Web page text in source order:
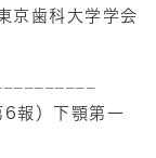
歯科大学学会
報）下顎第一